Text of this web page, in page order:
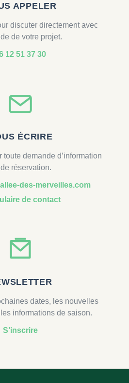
APPELER
discuter directement avec
de votre projet.
12 51 37 30
ÉCRIRE
toute demande d’information
réservation.
des-merveilles.com
de contact
dates, les nouvelles
informations de saison.
S’inscrire